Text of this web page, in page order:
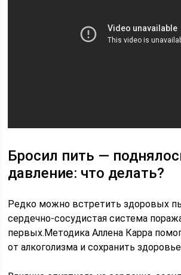
Бросил пить —
давление: что делать?
Редко можно встретить здоровых
сердечно-сосудистая система
первых.Методика Аллена Карра
от алкоголизма и сохранить